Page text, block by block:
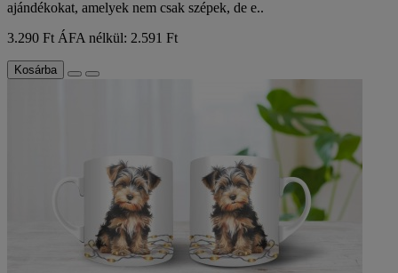
ajándékokat, amelyek nem csak szépek, de e..
3.290 Ft ÁFA nélkül: 2.591 Ft
Kosárba